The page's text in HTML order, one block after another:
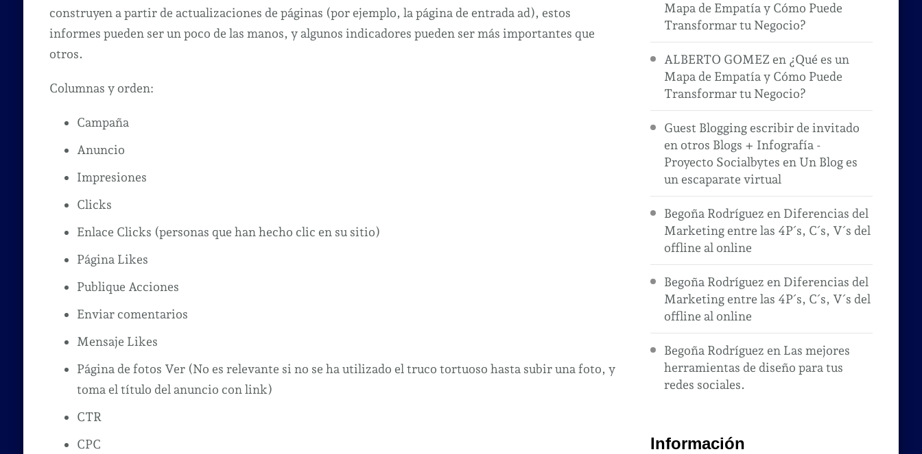
construyen a partir de actualizaciones de páginas (por ejemplo, la página de entrada ad), estos
informes pueden ser un poco de las manos, y algunos indicadores pueden ser más importantes que
otros.
Columnas y orden:
Campaña
Anuncio
Impresiones
Clicks
Enlace Clicks (personas que han hecho clic en su sitio)
Página Likes
Publique Acciones
Enviar comentarios
Mensaje Likes
Página de fotos Ver (No es relevante si no se ha utilizado el truco tortuoso hasta subir una foto, y
toma el título del anuncio con link)
CTR
CPC
Mapa de Empatía y Cómo Puede
Transformar tu Negocio?
ALBERTO GOMEZ en ¿Qué es un
Mapa de Empatía y Cómo Puede
Transformar tu Negocio?
Guest Blogging escribir de invitado
en otros Blogs + Infografía -
Proyecto Socialbytes en Un Blog es
un escaparate virtual
Begoña Rodríguez en Diferencias del
Marketing entre las 4P´s, C´s, V´s del
offline al online
Begoña Rodríguez en Diferencias del
Marketing entre las 4P´s, C´s, V´s del
offline al online
Begoña Rodríguez en Las mejores
herramientas de diseño para tus
redes sociales.
Información